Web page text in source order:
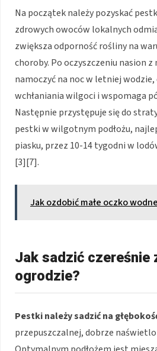
Na początek należy pozyskać
zdrowych owoców lokalnych
zwiększa odporność rośliny na
choroby. Po oczyszczeniu nasion
namoczyć na noc w letniej
wchłaniania wilgoci i wspomaga
Następnie przystępuje się do
pestki w wilgotnym podłożu,
piasku, przez 10-14 tygodni w
[3][7].
Jak ozdobić małe oczko
Jak sadzić czereśnie
ogrodzie?
Pestki należy sadzić na
przepuszczalnej, dobrze